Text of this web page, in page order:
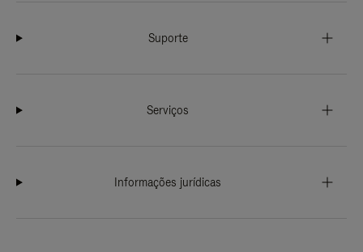
Suporte
Serviços
Informações jurídicas